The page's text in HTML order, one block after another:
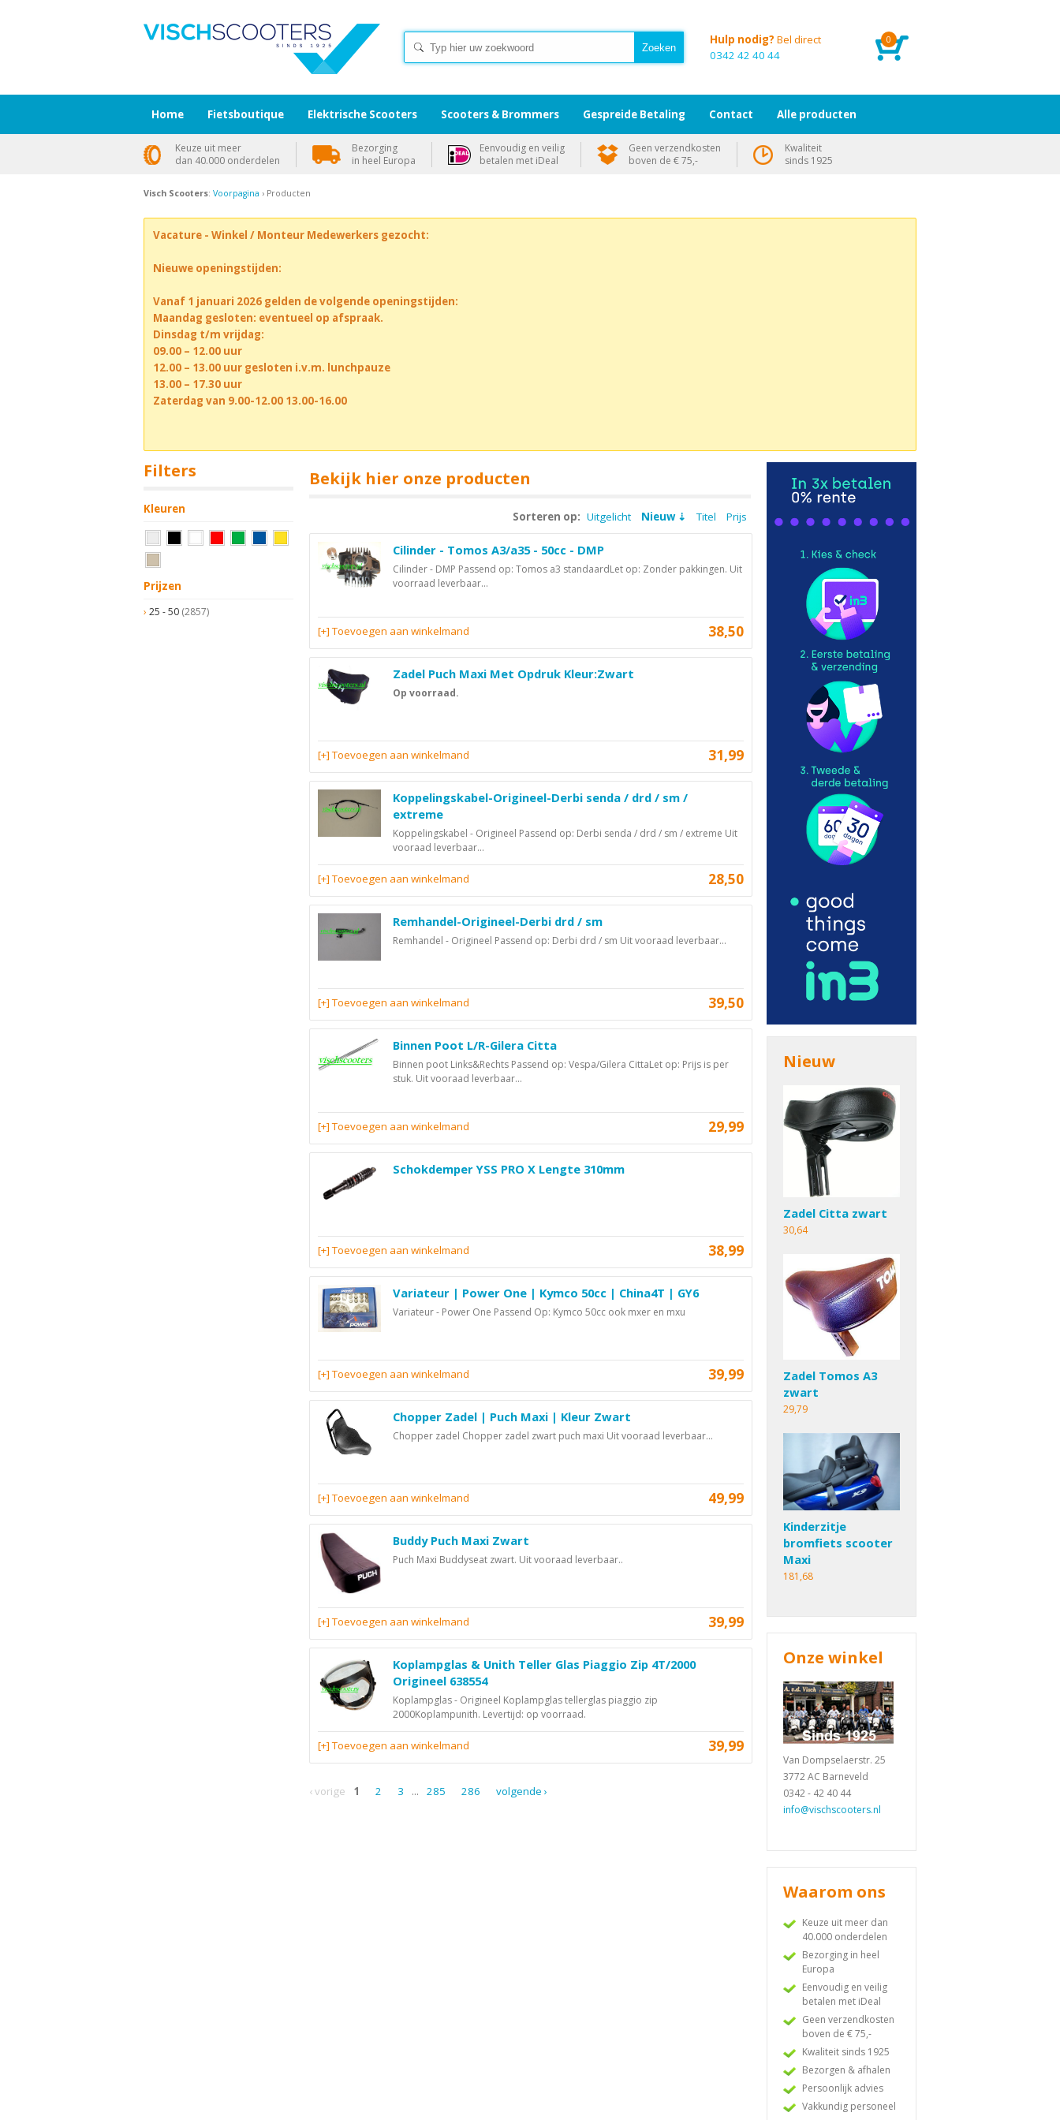
0
Hulp nodig? Bel direct
0342 42 40 44
Visch Scooters: Voorpagina › Producten
Vacature - Winkel / Monteur Medewerkers gezocht:
Nieuwe openingstijden:
Vanaf 1 januari 2026 gelden de volgende openingstijden:
Maandag gesloten: eventueel op afspraak.
Dinsdag t/m vrijdag:
09.00 – 12.00 uur
12.00 – 13.00 uur gesloten i.v.m. lunchpauze
13.00 – 17.30 uur
Zaterdag van 9.00-12.00 13.00-16.00
Filters
Kleuren
Prijzen
25 - 50 (2857)
Bekijk hier onze producten
Sorteren op: Uitgelicht Nieuw Titel Prijs
Cilinder - Tomos A3/a35 - 50cc - DMP
Cilinder - DMP Passend op: Tomos a3 standaardLet op: Zonder pakkingen. Uit
voorraad leverbaar...
38,50
[+] Toevoegen aan winkelmand
Zadel Puch Maxi Met Opdruk Kleur:Zwart
Op voorraad.
31,99
[+] Toevoegen aan winkelmand
Koppelingskabel-Origineel-Derbi senda / drd / sm /
extreme
Koppelingskabel - Origineel Passend op: Derbi senda / drd / sm / extreme Uit
vooraad leverbaar...
28,50
[+] Toevoegen aan winkelmand
Remhandel-Origineel-Derbi drd / sm
Remhandel - Origineel Passend op: Derbi drd / sm Uit vooraad leverbaar...
39,50
[+] Toevoegen aan winkelmand
Binnen Poot L/R-Gilera Citta
Binnen poot Links&Rechts Passend op: Vespa/Gilera CittaLet op: Prijs is per
stuk. Uit vooraad leverbaar...
29,99
[+] Toevoegen aan winkelmand
Schokdemper YSS PRO X Lengte 310mm
38,99
[+] Toevoegen aan winkelmand
Variateur | Power One | Kymco 50cc | China4T | GY6
Variateur - Power One Passend Op: Kymco 50cc ook mxer en mxu
39,99
[+] Toevoegen aan winkelmand
Chopper Zadel | Puch Maxi | Kleur Zwart
Chopper zadel Chopper zadel zwart puch maxi Uit vooraad leverbaar...
49,99
[+] Toevoegen aan winkelmand
Buddy Puch Maxi Zwart
Puch Maxi Buddyseat zwart. Uit vooraad leverbaar..
39,99
[+] Toevoegen aan winkelmand
Koplampglas & Unith Teller Glas Piaggio Zip 4T/2000
Origineel 638554
Koplampglas - Origineel Koplampglas tellerglas piaggio zip
2000Koplampunith. Levertijd: op voorraad.
39,99
[+] Toevoegen aan winkelmand
‹ vorige 1 2 3 ... 285 286 volgende ›
Nieuw
Zadel Citta zwart
30,64
Zadel Tomos A3
zwart
29,79
Kinderzitje
bromfiets scooter
Maxi
181,68
Onze winkel
Van Dompselaerstr. 25
3772 AC Barneveld
0342 - 42 40 44
info@vischscooters.nl
Waarom ons
Keuze uit meer dan
40.000 onderdelen
Bezorging in heel
Europa
Eenvoudig en veilig
betalen met iDeal
Geen verzendkosten
boven de € 75,-
Kwaliteit sinds 1925
Bezorgen & afhalen
Persoonlijk advies
Vakkundig personeel
Home Fietsboutique Elektrische Scooters Scooters & Brommers Gespreide Betaling Contact Alle producten
Keuze uit meer
dan 40.000 onderdelen
Bezorging
in heel Europa
Eenvoudig en veilig
betalen met iDeal
Geen verzendkosten
boven de € 75,-
Kwaliteit
sinds 1925